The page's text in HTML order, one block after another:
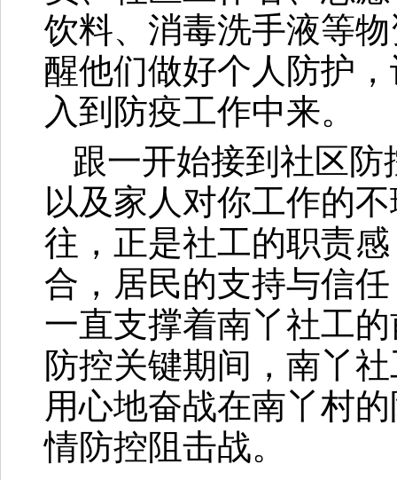
饮料、消毒洗手液等
醒他们做好个人防护
入到防疫工作中来。
跟一开始接到社区
以及家人对你工作的
往，正是社工的职责
合，居民的支持与信
一直支撑着南丫社工
防控关键期间，南丫
用心地奋战在南丫村
情防控阻击战。